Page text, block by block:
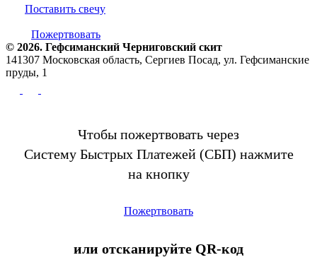
Поставить свечу
Пожертвовать
© 2026. Гефсиманский Черниговский cкит
141307 Московская область, Сергиев Посад, ул. Гефсиманские
пруды, 1
Чтобы пожертвовать через
Систему Быстрых Платежей (СБП) нажмите
на кнопку
Пожертвовать
или отсканируйте QR-код